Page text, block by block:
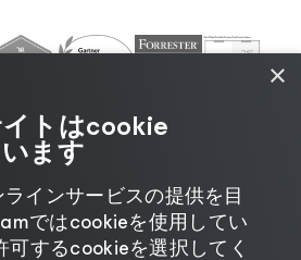
×
トはcookie
ます
インサービスの提供を目
ではcookieを使用してい
可するcookieを選択してく